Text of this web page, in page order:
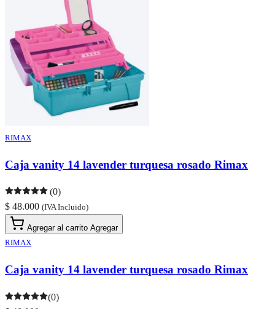
RIMAX
Caja vanity 14 lavender turquesa rosado Rimax
(0)
$ 48.000 (IVA Incluido)
Agregar al carrito Agregar
RIMAX
Caja vanity 14 lavender turquesa rosado Rimax
(0)